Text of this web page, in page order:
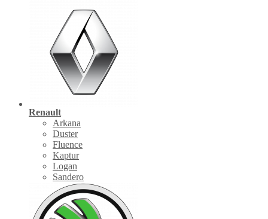
Renault
Arkana
Duster
Fluence
Kaptur
Logan
Sandero